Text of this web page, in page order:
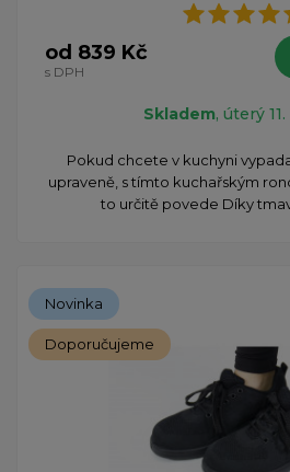
od 839 Kč
s DPH
Skladem, úterý
Pokud chcete v kuchyni
upraveně, s tímto kuchařským
to určitě povede Díky
Novinka
Doporučujeme